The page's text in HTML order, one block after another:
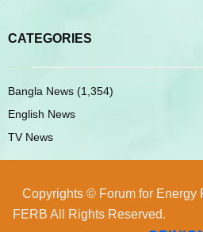
CATEGORIES
Bangla News (1,354)
English News
TV News
Copyrights © Forum for Energy
FERB All Rights Reserved.